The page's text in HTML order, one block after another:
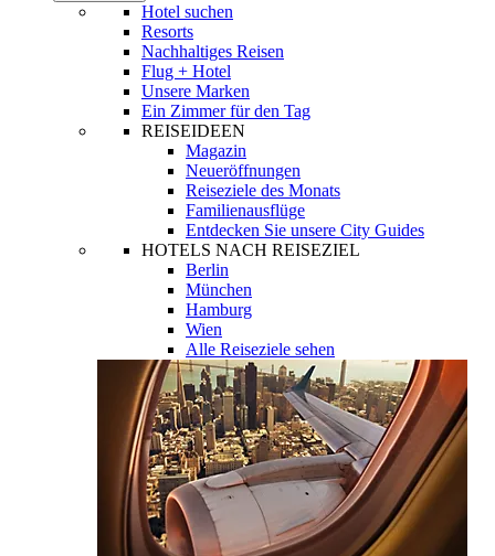
Hotel suchen
Resorts
Nachhaltiges Reisen
Flug + Hotel
Unsere Marken
Ein Zimmer für den Tag
REISEIDEEN
Magazin
Neueröffnungen
Reiseziele des Monats
Familienausflüge
Entdecken Sie unsere City Guides
HOTELS NACH REISEZIEL
Berlin
München
Hamburg
Wien
Alle Reiseziele sehen